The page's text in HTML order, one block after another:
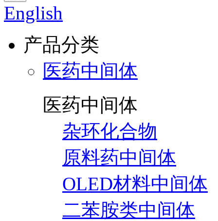
English
产品分类
医药中间体
医药中间体
杂环化合物
原料药中间体
OLED材料中间体
二苯胺类中间体